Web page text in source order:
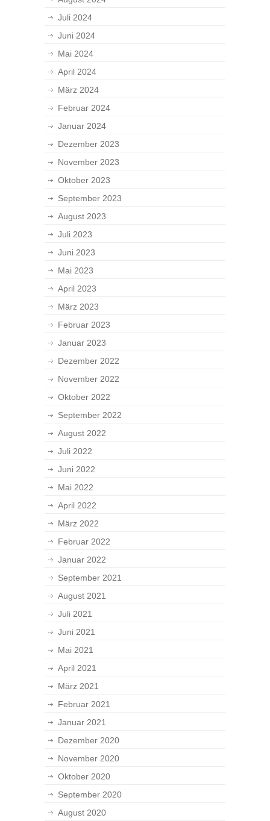
Juli 2024
Juni 2024
Mai 2024
April 2024
März 2024
Februar 2024
Januar 2024
Dezember 2023
November 2023
Oktober 2023
September 2023
August 2023
Juli 2023
Juni 2023
Mai 2023
April 2023
März 2023
Februar 2023
Januar 2023
Dezember 2022
November 2022
Oktober 2022
September 2022
August 2022
Juli 2022
Juni 2022
Mai 2022
April 2022
März 2022
Februar 2022
Januar 2022
September 2021
August 2021
Juli 2021
Juni 2021
Mai 2021
April 2021
März 2021
Februar 2021
Januar 2021
Dezember 2020
November 2020
Oktober 2020
September 2020
August 2020